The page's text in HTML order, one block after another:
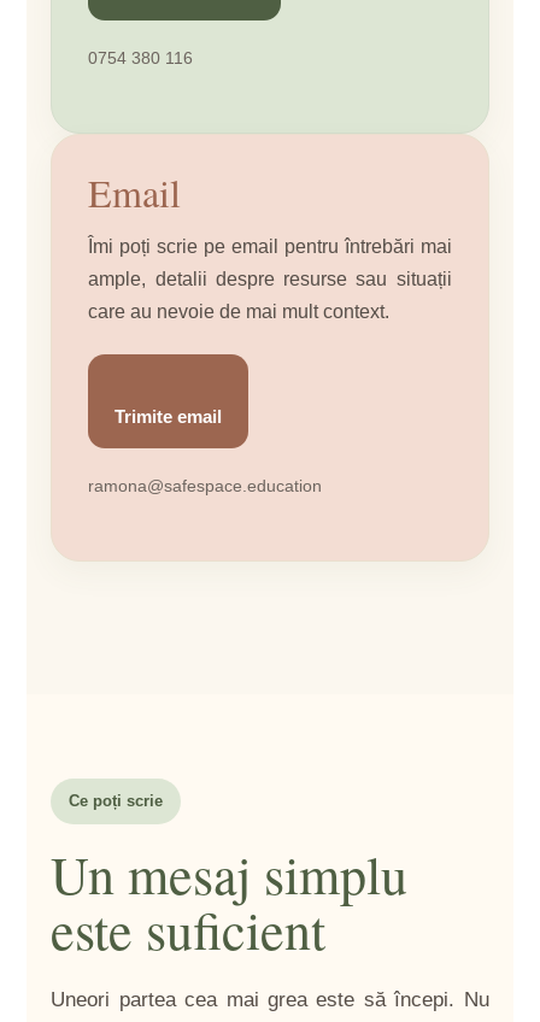
0754 380 116
Email
Îmi poți scrie pe email pentru întrebări mai
ample, detalii despre resurse sau situații
care au nevoie de mai mult context.
Trimite email
ramona@safespace.education
Ce poți scrie
Un mesaj simplu
este suficient
Uneori partea cea mai grea este să începi. Nu